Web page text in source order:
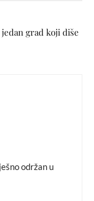
grad koji diše
održan u